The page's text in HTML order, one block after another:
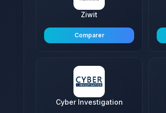
Ziwit
Comparer
Cyber Investigation